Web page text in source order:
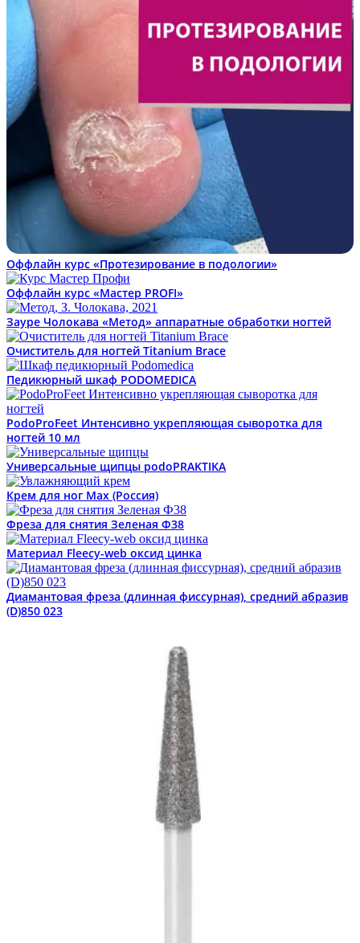
Оффлайн курс «Протезирование в подологии»
Оффлайн курс «Мастер PROFI»
Зауре Чолокава «Метод» аппаратные обработки ногтей
Очиститель для ногтей Titanium Brace
Педикюрный шкаф PODOMEDICA
PodoProFeet Интенсивно укрепляющая сыворотка для
ногтей 10 мл
Универсальные щипцы podoPRAKTIKA
Крем для ног Max (Россия)
Фреза для снятия Зеленая Ф38
Материал Fleecy-web оксид цинка
Диамантовая фреза (длинная фиссурная), средний абразив
(D)850 023